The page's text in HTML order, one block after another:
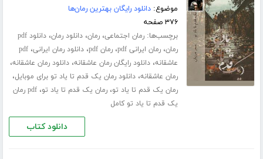
موضوع:دانلود رایگان بهترین رمان‌ها
۳۷۶ صفحه
برچسب‌ها:رمان اجتماعی،رمان،دانلود رمان،
دانلود pdf
رمان،رمان ایرانی pdf ،رمان pdf ،دانلود رمان ایرانی،pdf
عاشقانه،دانلود رایگان رمان عاشقانه،دانلود رمان عاشقانه،
رمان عاشقانه،دانلود رمان یک قدم تا یاد تو برای موبایل،
رمان یک قدم تا یاد تو،رمان یک قدم تا یاد تو،
pdf رمان
یک قدم تا یاد تو کامل
دانلود کتاب